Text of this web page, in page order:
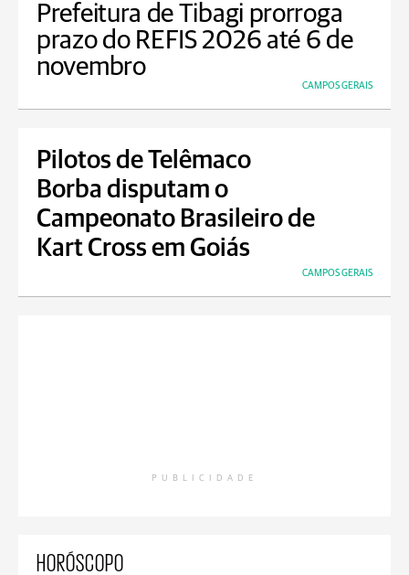
Prefeitura de Tibagi prorroga
prazo do REFIS 2026 até 6 de
novembro
CAMPOS GERAIS
Pilotos de Telêmaco
Borba disputam o
Campeonato Brasileiro de
Kart Cross em Goiás
CAMPOS GERAIS
PUBLICIDADE
HORÓSCOPO